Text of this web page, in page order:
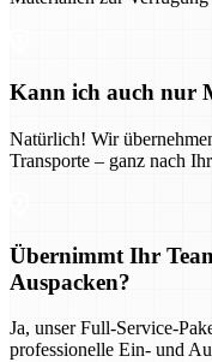
Kann ich auch nur
Natürlich! Wir
Transporte – ganz nach
Übernimmt Ihr
Auspacken?
Ja, unser Full-Service-
professionelle Ein- und